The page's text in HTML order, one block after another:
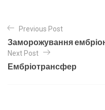
Previous Post
Заморожування
Next Post
Ембріотрансфер